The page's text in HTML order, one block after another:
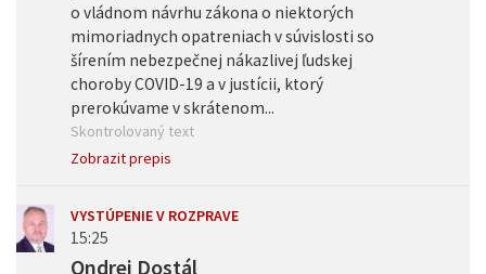
o vládnom návrhu zákona o niektorých
mimoriadnych opatreniach v súvislosti so
šírením nebezpečnej nákazlivej ľudskej
choroby COVID-19 a v justícii, ktorý
prerokúvame v skrátenom...
Skontrolovaný text
Zobrazit prepis
VYSTÚPENIE V ROZPRAVE
15:25
Ondrej Dostál